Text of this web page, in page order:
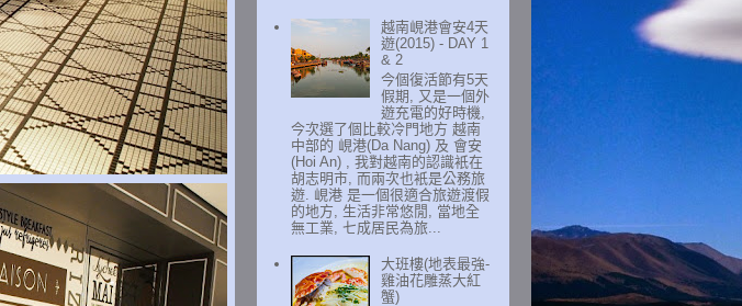
越南峴港會安4天
遊(2015) - DAY 1
& 2
今個復活節有5天
假期, 又是一個外
遊充電的好時機,
今次選了個比較冷門地方 越南
中部的 峴港(Da Nang) 及 會安
(Hoi An) , 我對越南的認識衹在
胡志明市, 而兩次也衹是公務旅
遊. 峴港 是一個很適合旅遊渡假
的地方, 生活非常悠閒, 當地全
無工業, 七成居民為旅...
大班樓(地表最強-
雞油花雕蒸大紅
蟹)